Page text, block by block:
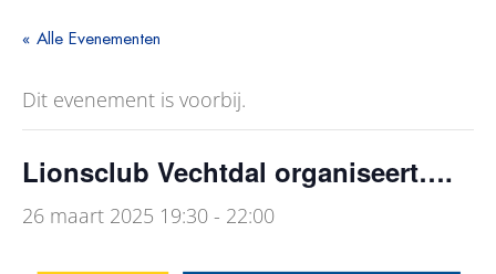
« Alle Evenementen
Dit evenement is voorbij.
Lionsclub Vechtdal organiseert….
26 maart 2025 19:30 - 22:00